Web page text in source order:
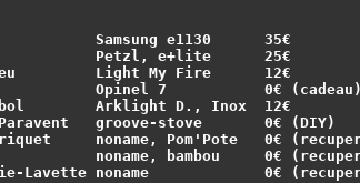
Samsung e1130      35€
Petzl, e+lite      25€
feu         Light My Fire      12€
Opinel 7           0€ (cadeau)
bol        Arklight D., Inox  12€
Paravent   groove-stove       0€ (DIY)
noname, Pom'Pote   0€
noname, bambou     0€
Lavette noname             0€